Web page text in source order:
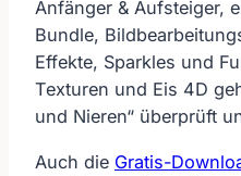
Anfänger & Aufsteiger,
Bundle,
Effekte, Sparkles und
Texturen und Eis 4D
und Nieren“ überprüft
Auch die Gratis-